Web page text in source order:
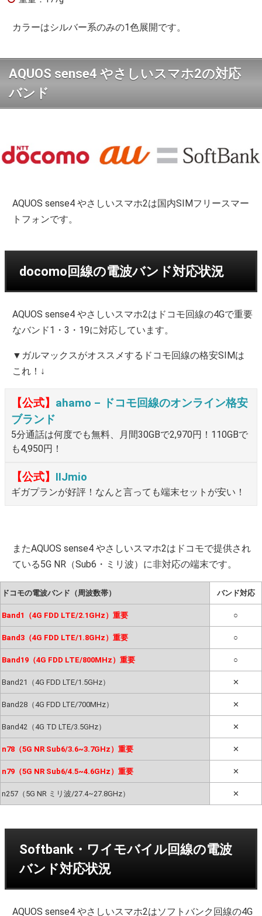
カラーはシルバー系のみの1色展開です。
AQUOS sense4 やさしいスマホ2の対応
バンド
AQUOS sense4 やさしいスマホ2は国内SIMフリースマー
トフォンです。
docomo回線の電波バンド対応状況
AQUOS sense4 やさしいスマホ2はドコモ回線の4Gで重要
なバンド1・3・19に対応しています。
▼ガルマックスがオススメするドコモ回線の格安SIMは
これ！↓
【公式】 ahamo – ドコモ回線のオンライン格安
ブランド
5分通話は何度でも無料、月間30GBで2,970円！110GBで
も4,950円！
【公式】 IIJmio
ギガプランが好評！なんと言っても端末セットが安い！
またAQUOS sense4 やさしいスマホ2はドコモで提供され
ている5G NR（Sub6・ミリ波）に非対応の端末です。
ドコモの電波バンド（周波数帯） バンド対応
Band1（4G FDD LTE/2.1GHz）重要 ○
Band3（4G FDD LTE/1.8GHz）重要 ○
Band19（4G FDD LTE/800MHz）重要 ○
Band21（4G FDD LTE/1.5GHz） ✕
Band28（4G FDD LTE/700MHz） ✕
Band42（4G TD LTE/3.5GHz） ✕
n78（5G NR Sub6/3.6~3.7GHz）重要 ✕
n79（5G NR Sub6/4.5~4.6GHz）重要 ✕
n257（5G NR ミリ波/27.4~27.8GHz） ✕
Softbank・ワイモバイル回線の電波
バンド対応状況
AQUOS sense4 やさしいスマホ2はソフトバンク回線の4G